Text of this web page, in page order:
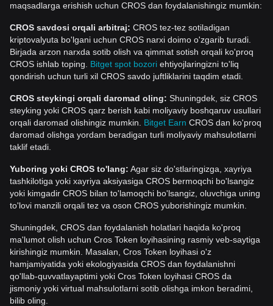
maqsadlarga erishish uchun CROS dan foydalanishingiz mumkin:
CROS savdosi orqali arbitraj: CROS tez-tez sotiladigan
kriptovalyuta bo'lgani uchun CROS narxi doimo o'zgarib turadi.
Birjada arzon narxda sotib olish va qimmat sotish orqali ko'proq
CROS ishlab toping. Bitget spot bozori ehtiyojlaringizni to'liq
qondirish uchun turli xil CROS savdo juftliklarini taqdim etadi.
CROS steykingi orqali daromad oling: Shuningdek, siz CROS
steyking yoki CROS qarz berish kabi moliyaviy boshqaruv usullari
orqali daromad olishingiz mumkin. Bitget Earn CROS dan ko'proq
daromad olishga yordam beradigan turli moliyaviy mahsulotlarni
taklif etadi.
Yuboring yoki CROS to'lang: Agar siz do'stlaringizga, xayriya
tashkilotiga yoki xayriya aksiyasiga CROS bermoqchi bo'lsangiz
yoki kimgadir CROS bilan to'lamoqchi bo'lsangiz, oluvchiga uning
to'lovi manzili orqali tez va oson CROS yuborishingiz mumkin.
Shuningdek, CROS dan foydalanish holatlari haqida ko'proq
ma'lumot olish uchun Cros Token loyihasining rasmiy veb-saytiga
kirishingiz mumkin. Masalan, Cros Token loyihasi o'z
hamjamiyatida yoki ekologiyasida CROS dan foydalanishni
qo'llab-quvvatlayaptimi yoki Cros Token loyihasi CROS da
jismoniy yoki virtual mahsulotlarni sotib olishga imkon beradimi,
bilib oling.